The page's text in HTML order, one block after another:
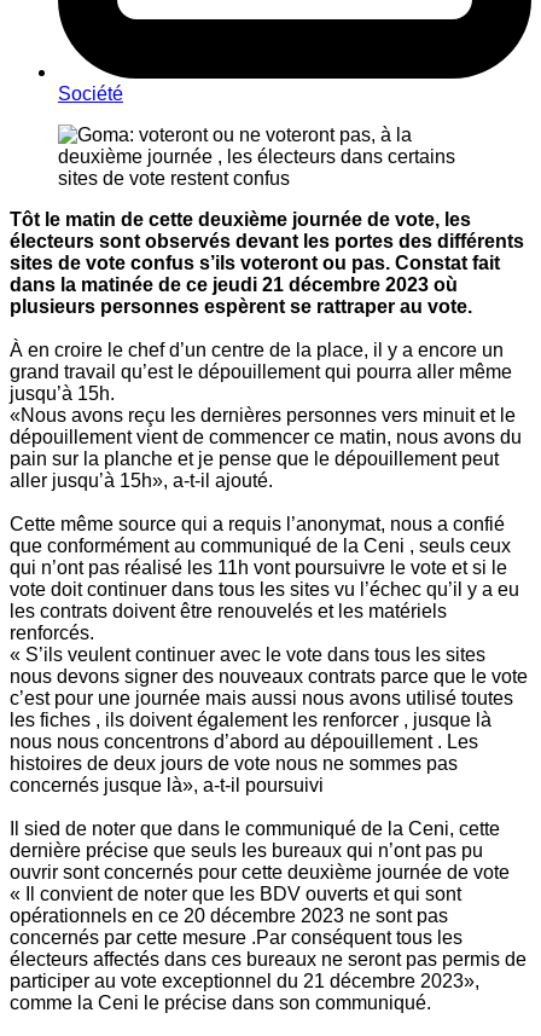
Société
Tôt le matin de cette deuxième journée de vote, les
électeurs sont observés devant les portes des différents
sites de vote confus s’ils voteront ou pas. Constat fait
dans la matinée de ce jeudi 21 décembre 2023 où
plusieurs personnes espèrent se rattraper au vote.
À en croire le chef d’un centre de la place, il y a encore un
grand travail qu’est le dépouillement qui pourra aller même
jusqu’à 15h.
«Nous avons reçu les dernières personnes vers minuit et le
dépouillement vient de commencer ce matin, nous avons du
pain sur la planche et je pense que le dépouillement peut
aller jusqu’à 15h», a-t-il ajouté.
Cette même source qui a requis l’anonymat, nous a confié
que conformément au communiqué de la Ceni , seuls ceux
qui n’ont pas réalisé les 11h vont poursuivre le vote et si le
vote doit continuer dans tous les sites vu l’échec qu’il y a eu
les contrats doivent être renouvelés et les matériels
renforcés.
« S’ils veulent continuer avec le vote dans tous les sites
nous devons signer des nouveaux contrats parce que le vote
c’est pour une journée mais aussi nous avons utilisé toutes
les fiches , ils doivent également les renforcer , jusque là
nous nous concentrons d’abord au dépouillement . Les
histoires de deux jours de vote nous ne sommes pas
concernés jusque là», a-t-il poursuivi
Il sied de noter que dans le communiqué de la Ceni, cette
dernière précise que seuls les bureaux qui n’ont pas pu
ouvrir sont concernés pour cette deuxième journée de vote
« Il convient de noter que les BDV ouverts et qui sont
opérationnels en ce 20 décembre 2023 ne sont pas
concernés par cette mesure .Par conséquent tous les
électeurs affectés dans ces bureaux ne seront pas permis de
participer au vote exceptionnel du 21 décembre 2023»,
comme la Ceni le précise dans son communiqué.